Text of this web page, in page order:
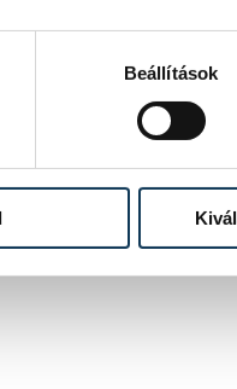
Beállítások